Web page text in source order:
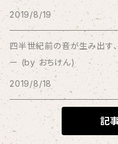
The BEG
The Beths
THE BLACK SHANSONS
BLONDnewHALF
2019/8/19
四半世紀前の音が生み出す
ー (by おちけん)
2019/8/18
記